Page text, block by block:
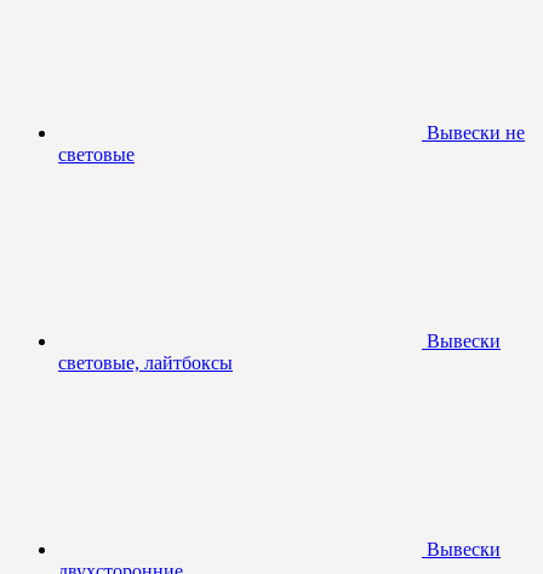
Вывески не
световые
Вывески
световые, лайтбоксы
Вывески